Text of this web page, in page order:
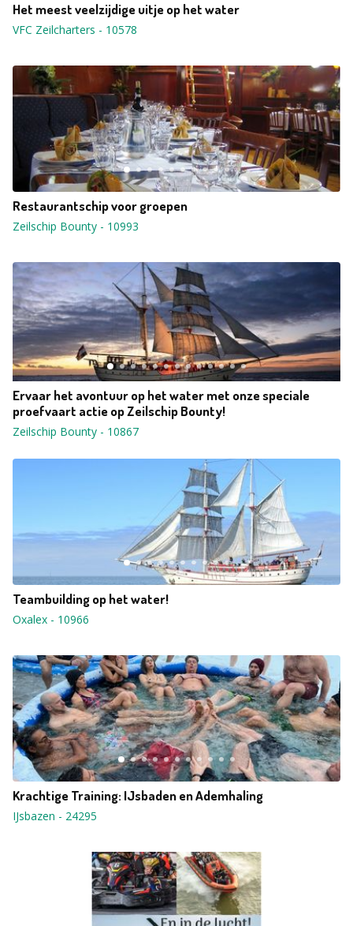
Het meest veelzijdige uitje op het water
VFC Zeilcharters - 10578
Restaurantschip voor groepen
Zeilschip Bounty - 10993
Ervaar het avontuur op het water met onze speciale
proefvaart actie op Zeilschip Bounty!
Zeilschip Bounty - 10867
Teambuilding op het water!
Oxalex - 10966
Krachtige Training: IJsbaden en Ademhaling
IJsbazen - 24295